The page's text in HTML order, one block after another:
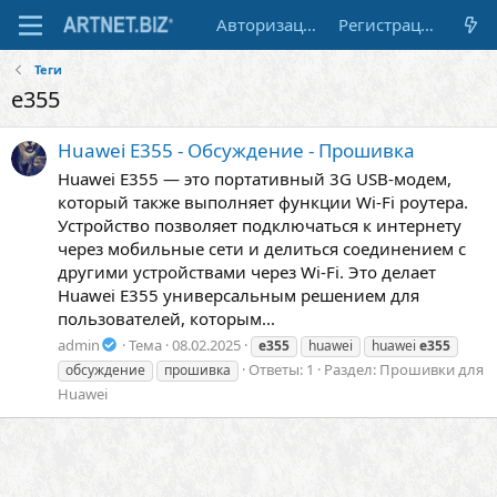
Авторизация Регистрация
Теги
e355
Huawei E355 - Обсуждение - Прошивка
Huawei E355 — это портативный 3G USB-модем,
который также выполняет функции Wi-Fi роутера.
Устройство позволяет подключаться к интернету
через мобильные сети и делиться соединением с
другими устройствами через Wi-Fi. Это делает
Huawei E355 универсальным решением для
пользователей, которым...
admin Тема 08.02.2025 e355 huawei huawei e355
обсуждение
прошивка Ответы: 1 Раздел: Прошивки для
Huawei